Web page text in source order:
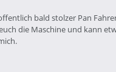
bald stolzer Pan
die Maschine und kann